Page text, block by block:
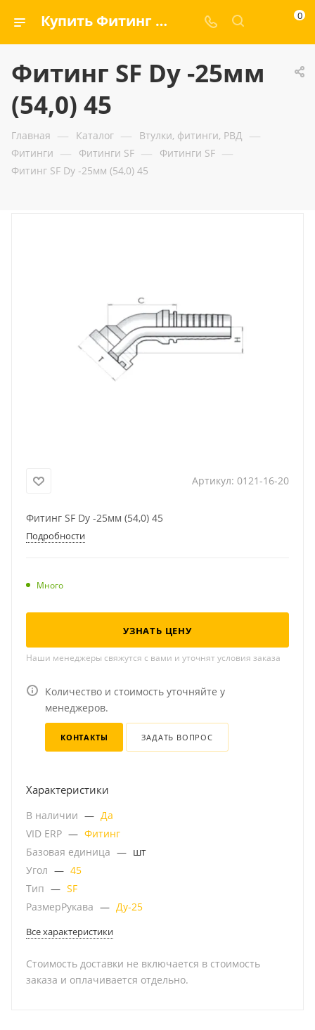
Купить Фитинг SF Dу -25мм (54,0) 45 — ООО «ГИДРАМАКС» 0
Фитинг SF Dу -25мм
(54,0) 45
Главная — Каталог — Втулки, фитинги, РВД —
Фитинги — Фитинги SF — Фитинги SF —
Фитинг SF Dу -25мм (54,0) 45
Артикул: 0121-16-20
Фитинг SF Dу -25мм (54,0) 45
Подробности
Много
УЗНАТЬ ЦЕНУ
Наши менеджеры свяжутся с вами и уточнят условия заказа
Количество и стоимость уточняйте у
менеджеров.
КОНТАКТЫ ЗАДАТЬ ВОПРОС
Характеристики
В наличии — Да
VID ERP — Фитинг
Базовая единица — шт
Угол — 45
Тип — SF
РазмерРукава — Ду-25
Все характеристики
Стоимость доставки не включается в стоимость
заказа и оплачивается отдельно.